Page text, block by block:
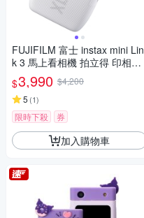
FUJIFILM 富士 instax mini Lin
k 3 馬上看相機 拍立得 印相機
公司貨
$3,990 $4,200
5 (1)
限時下殺 券
加入購物車